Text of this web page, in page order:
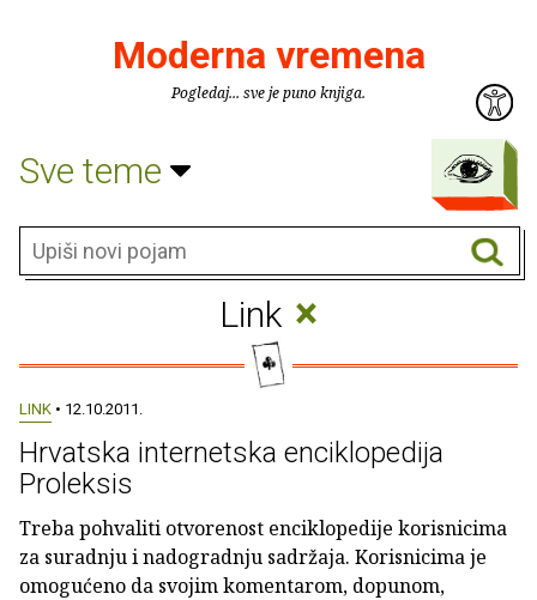
Moderna vremena
Pogledaj... sve je puno knjiga.
Sve teme
Link ×
LINK • 12.10.2011.
Hrvatska internetska enciklopedija
Proleksis
Treba pohvaliti otvorenost enciklopedije korisnicima
za suradnju i nadogradnju sadržaja. Korisnicima je
omogućeno da svojim komentarom, dopunom,